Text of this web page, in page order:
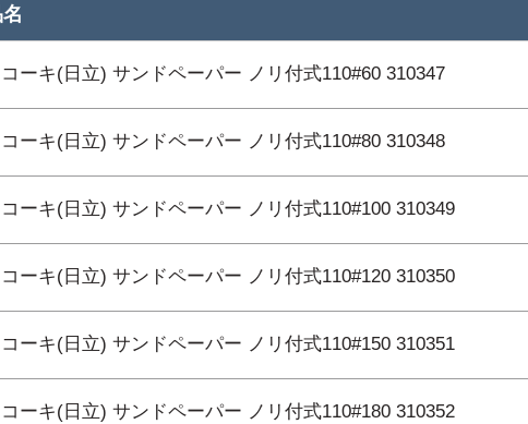
ーキ(日立) サンドペーパー ノリ付式110#60 310347
ーキ(日立) サンドペーパー ノリ付式110#80 310348
ーキ(日立) サンドペーパー ノリ付式110#100 310349
ーキ(日立) サンドペーパー ノリ付式110#120 310350
ーキ(日立) サンドペーパー ノリ付式110#150 310351
ーキ(日立) サンドペーパー ノリ付式110#180 310352